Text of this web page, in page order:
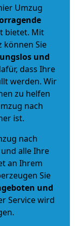
Umzug
bietet. Mit
können Sie
und
dass Ihre
werden. Wir
zu helfen
nach
ist.
nach
alle Ihre
an Ihrem
Sie
und
Service wird